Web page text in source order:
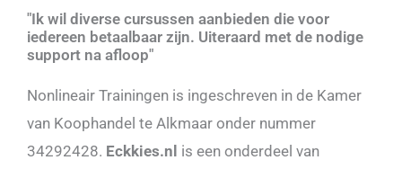
"Ik wil diverse cursussen aanbieden die voor
iedereen betaalbaar zijn. Uiteraard met de nodige
support na afloop"
Nonlineair Trainingen is ingeschreven in de Kamer
van Koophandel te Alkmaar onder nummer
34292428. Eckkies.nl is een onderdeel van